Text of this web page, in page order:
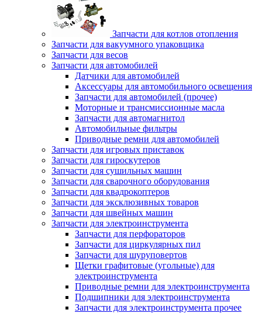
Запчасти для котлов отопления
Запчасти для вакуумного упаковщика
Запчасти для весов
Запчасти для автомобилей
Датчики для автомобилей
Аксессуары для автомобильного освещения
Запчасти для автомобилей (прочее)
Моторные и трансмиссионные масла
Запчасти для автомагнитол
Автомобильные фильтры
Приводные ремни для автомобилей
Запчасти для игровых приставок
Запчасти для гироскутеров
Запчасти для сушильных машин
Запчасти для сварочного оборудования
Запчасти для квадрокоптеров
Запчасти для эксклюзивных товаров
Запчасти для швейных машин
Запчасти для электроинструмента
Запчасти для перфораторов
Запчасти для циркулярных пил
Запчасти для шуруповертов
Щетки графитовые (угольные) для
электроинструмента
Приводные ремни для электроинструмента
Подшипники для электроинструмента
Запчасти для электроинструмента прочее